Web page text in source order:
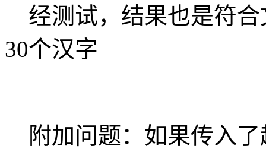
经测试，结果也是符合
30个汉字
附加问题：如果传入了